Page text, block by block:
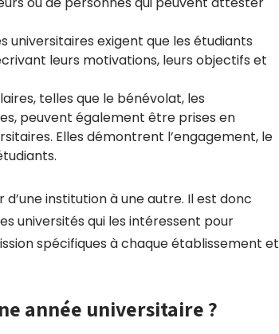
universitaires exigent que les étudiants
leurs motivations, leurs objectifs et
telles que le bénévolat, les
peuvent également être prises en
Elles démontrent l’engagement, le
institution à une autre. Il est donc
universités qui les intéressent pour
spécifiques à chaque établissement et
année universitaire ?